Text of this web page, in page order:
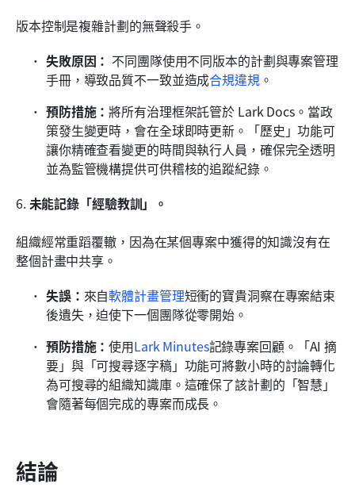
版本控制是複雜計劃的無聲殺手。
失敗原因： 不同團隊使用不同版本的計劃與專案管理
手冊，導致品質不一致並造成合規違規。
預防措施：將所有治理框架託管於 Lark Docs。當政
策發生變更時，會在全球即時更新。「歷史」功能可
讓你精確查看變更的時間與執行人員，確保完全透明
並為監管機構提供可供稽核的追蹤紀錄。
6. 未能記錄「經驗教訓」。
組織經常重蹈覆轍，因為在某個專案中獲得的知識沒有在
整個計畫中共享。
失誤： 來自軟體計畫管理短衝的寶貴洞察在專案結束
後遺失，迫使下一個團隊從零開始。
預防措施：使用Lark Minutes記錄專案回顧。「AI 摘
要」與「可搜尋逐字稿」功能可將數小時的討論轉化
為可搜尋的組織知識庫。這確保了該計劃的「智慧」
會隨著每個完成的專案而成長。
結論